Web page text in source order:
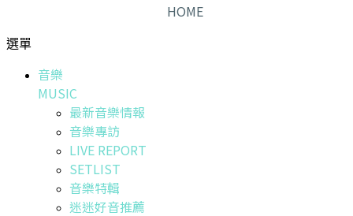
HOME
選單
音樂
MUSIC
最新音樂情報
音樂專訪
LIVE REPORT
SETLIST
音樂特輯
迷迷好音推薦